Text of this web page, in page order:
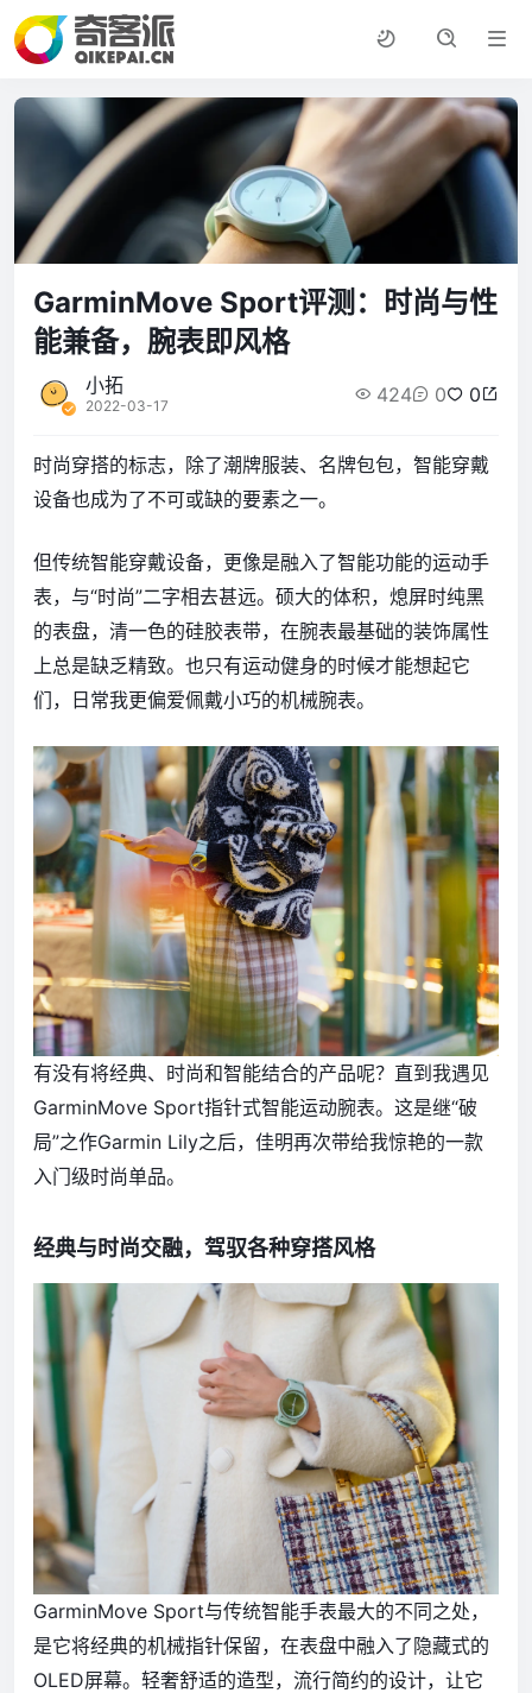
GarminMove Sport评测：时尚与性
能兼备，腕表即风格
小拓
2022-03-17 424 0 0
时尚穿搭的标志，除了潮牌服装、名牌包包，智能穿戴
设备也成为了不可或缺的要素之一。
但传统智能穿戴设备，更像是融入了智能功能的运动手
表，与“时尚”二字相去甚远。硕大的体积，熄屏时纯黑
的表盘，清一色的硅胶表带，在腕表最基础的装饰属性
上总是缺乏精致。也只有运动健身的时候才能想起它
们，日常我更偏爱佩戴小巧的机械腕表。
有没有将经典、时尚和智能结合的产品呢？直到我遇见
GarminMove Sport指针式智能运动腕表。这是继“破
局”之作Garmin Lily之后，佳明再次带给我惊艳的一款
入门级时尚单品。
经典与时尚交融，驾驭各种穿搭风格
GarminMove Sport与传统智能手表最大的不同之处，
是它将经典的机械指针保留，在表盘中融入了隐藏式的
OLED屏幕。轻奢舒适的造型，流行简约的设计，让它